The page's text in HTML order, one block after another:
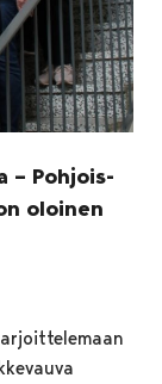
– Pohjois-
oloinen